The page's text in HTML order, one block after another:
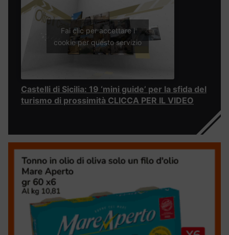
Fai clic per accettare i
cookie per questo servizio
Castelli di Sicilia: 19 ‘mini guide’ per la sfida del
turismo di prossimità CLICCA PER IL VIDEO